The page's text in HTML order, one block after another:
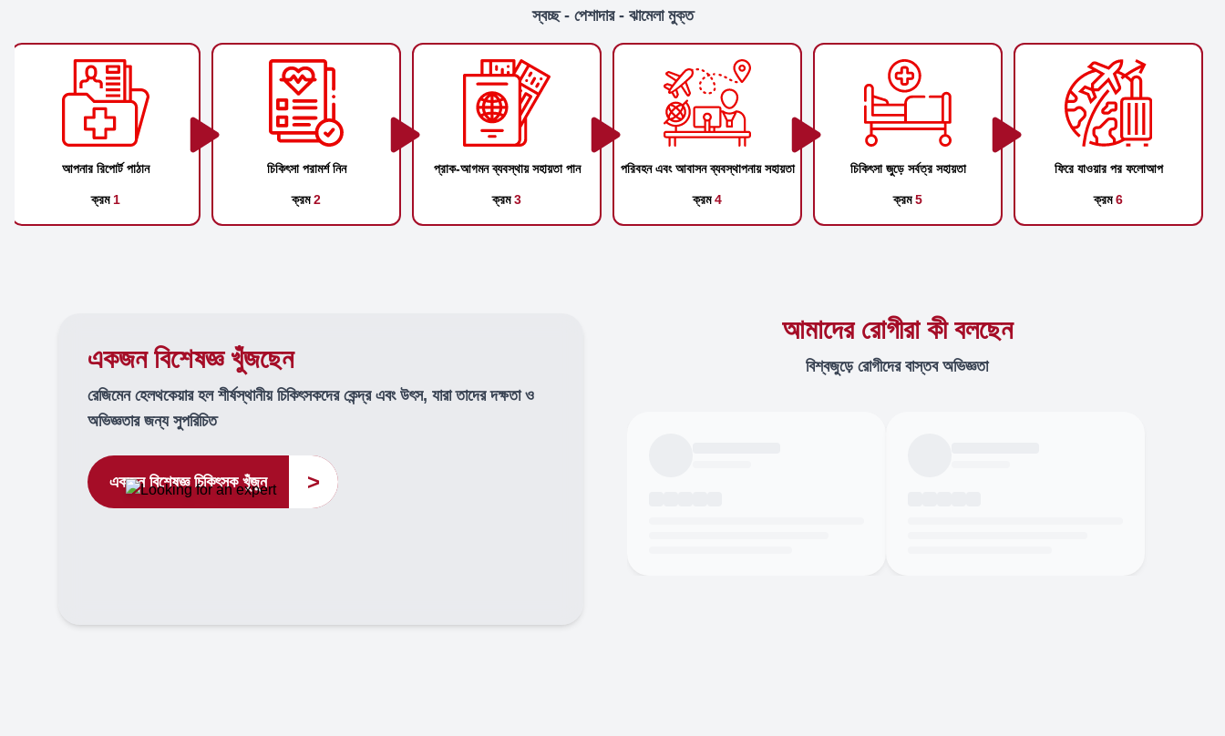
স্বচ্ছ - পেশাদার - ঝামেলা মুক্ত
আপনার রিপোর্ট পাঠান
ক্রম 1
চিকিৎসা পরামর্শ নিন
ক্রম2
প্রাক-আগমন ব্যবস্থায় সহায়তা পান
ক্রম3
পরিবহন এবং আবাসন ব্যবস্থাপনায় সহায়তা
ক্রম4
চিকিৎসা জুড়ে সর্বত্র সহায়তা
ক্রম5
ফিরে যাওয়ার পর ফলোআপ
ক্রম6
একজন বিশেষজ্ঞ খুঁজছেন
রেজিমেন হেলথকেয়ার হল শীর্ষস্থানীয় চিকিৎসকদের কেন্দ্র এবং উৎস, যারা তাদের দক্ষতা ও
অভিজ্ঞতার জন্য সুপরিচিত
একজন বিশেষজ্ঞ চিকিৎসক খুঁজুন >
আমাদের রোগীরা কী বলছেন
বিশ্বজুড়ে রোগীদের বাস্তব অভিজ্ঞতা